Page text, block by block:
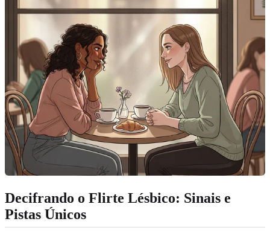
Decifrando o Flirte Lésbico: Sinais e
Pistas Únicos